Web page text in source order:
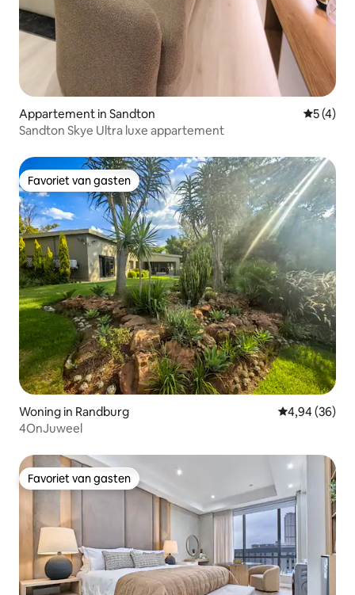
Appartement in Sandton
5 (4)
Sandton Skye Ultra luxe appartement
Favoriet van gasten
Favoriet van gasten
Woning in Randburg Gemiddelde
4,94 (36)
4OnJuweel
Favoriet van gasten
Favoriet van gasten